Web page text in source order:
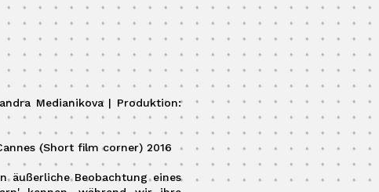
Medianikova | Produktion:
(Short film corner) 2016
äußerliche Beobachtung eines